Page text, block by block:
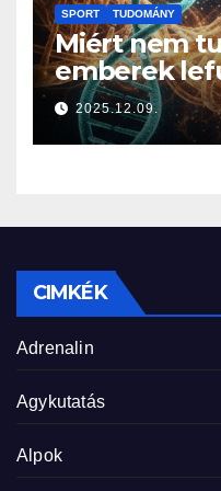
SPORT TUDOMÁNY
Miért nem
emberek
genetikája
2025.12.09.
CIMKÉK
Adrenalin
Agykutatás
Alpok